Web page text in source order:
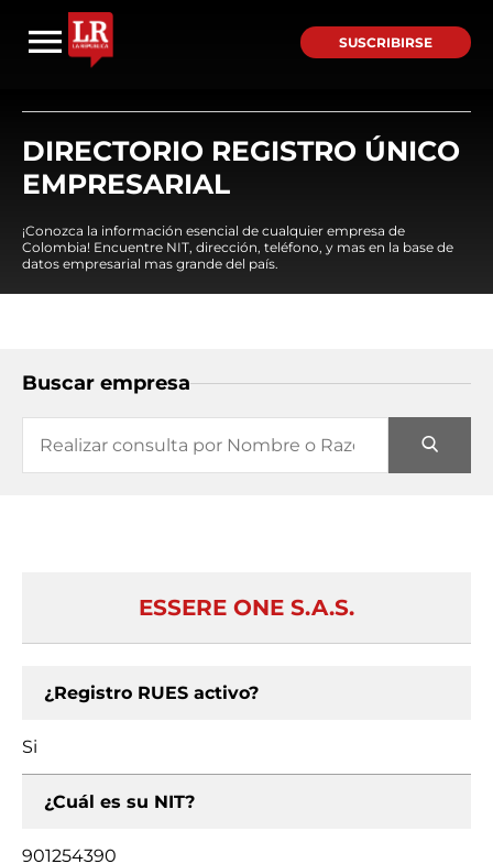
SUSCRIBIRSE
DIRECTORIO REGISTRO ÚNICO
EMPRESARIAL
¡Conozca la información esencial de cualquier empresa de
Colombia! Encuentre NIT, dirección, teléfono, y mas en la base de
datos empresarial mas grande del país.
Buscar empresa
ESSERE ONE S.A.S.
¿Registro RUES activo?
Si
¿Cuál es su NIT?
901254390